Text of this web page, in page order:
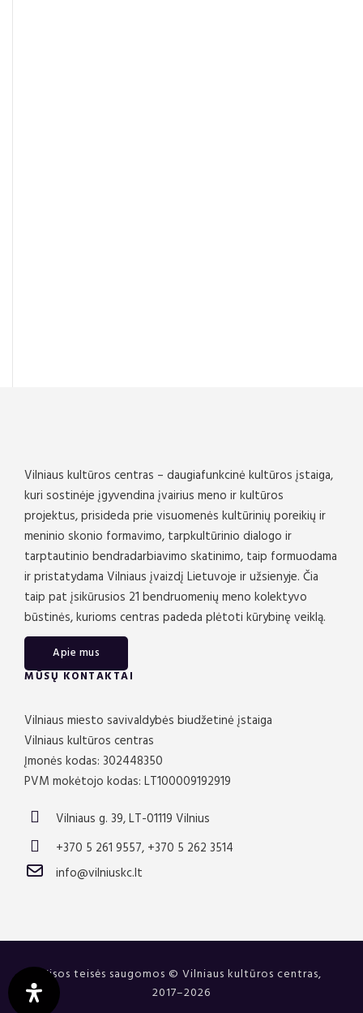
Vilniaus kultūros centras – daugiafunkcinė kultūros įstaiga,
kuri sostinėje įgyvendina įvairius meno ir kultūros
projektus, prisideda prie visuomenės kultūrinių poreikių ir
meninio skonio formavimo, tarpkultūrinio dialogo ir
tarptautinio bendradarbiavimo skatinimo, taip formuodama
ir pristatydama Vilniaus įvaizdį Lietuvoje ir užsienyje. Čia
taip pat įsikūrusios 21 bendruomenių meno kolektyvo
būstinės, kurioms centras padeda plėtoti kūrybinę veiklą.
Apie mus
MŪSŲ KONTAKTAI
Vilniaus miesto savivaldybės biudžetinė įstaiga
Vilniaus kultūros centras
Įmonės kodas: 302448350
PVM mokėtojo kodas: LT100009192919
Vilniaus g. 39, LT-01119 Vilnius
+370 5 261 9557, +370 5 262 3514
info@vilniuskc.lt
Visos teisės saugomos © Vilniaus kultūros centras,
2017–2026